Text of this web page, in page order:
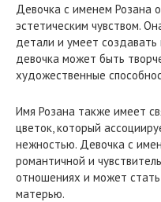
Девочка с именем Розана
эстетическим чувством.
детали и умеет создавать
девочка может быть
художественные
Имя Розана также имеет
цветок, который
нежностью. Девочка с
романтичной и
отношениях и может
матерью.